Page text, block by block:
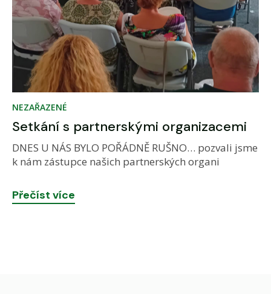
NEZAŘAZENÉ
Setkání s partnerskými organizacemi
DNES U NÁS BYLO POŘÁDNĚ RUŠNO… pozvali jsme
k nám zástupce našich partnerských organi
Přečíst více